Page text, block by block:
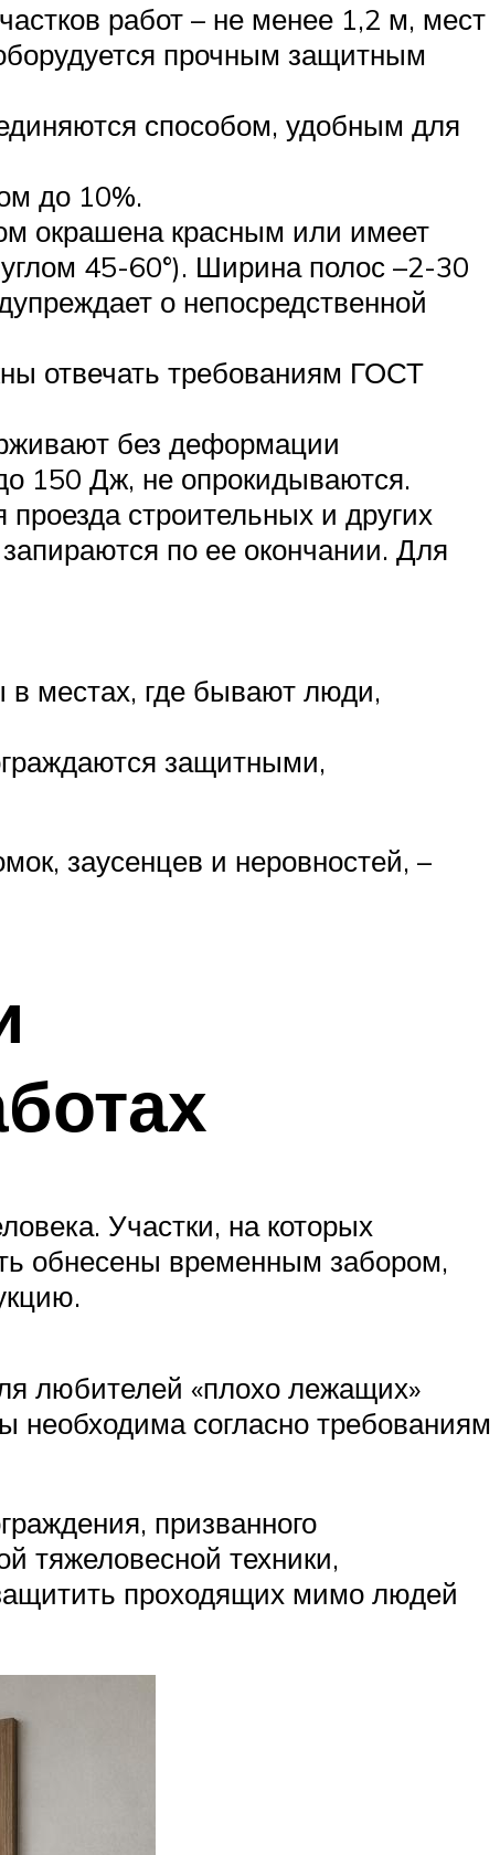
работ – не менее 1,2 м, мест
прочным защитным
способом, удобным для
до 10%.
окрашена красным или имеет
45-60°). Ширина полос –2-30
о непосредственной
отвечать требованиям ГОСТ
без деформации
150 Дж, не опрокидываются.
строительных и других
по ее окончании. Для
местах, где бывают люди,
защитными,
заусенцев и неровностей, –
Участки, на которых
обнесены временным забором,
любителей «плохо лежащих»
необходима согласно требованиям
призванного
тяжеловесной техники,
проходящих мимо людей